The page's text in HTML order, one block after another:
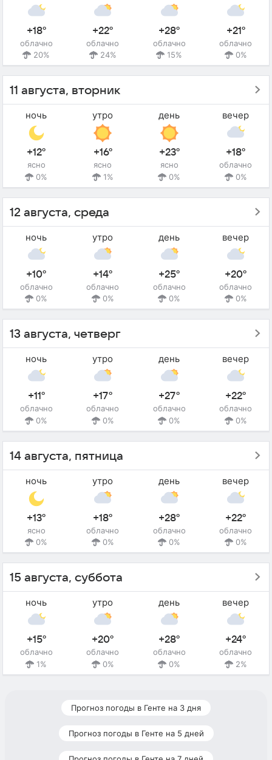
+18°
облачно
20%
+22°
облачно
24%
+28°
облачно
15%
+21°
облачно
0%
11 августа, вторник
ночь
+12°
ясно
0%
утро
+16°
ясно
1%
день
+23°
ясно
0%
вечер
+18°
облачно
0%
12 августа, среда
ночь
+10°
облачно
0%
утро
+14°
облачно
0%
день
+25°
облачно
0%
вечер
+20°
облачно
0%
13 августа, четверг
ночь
+11°
облачно
0%
утро
+17°
облачно
0%
день
+27°
облачно
0%
вечер
+22°
облачно
0%
14 августа, пятница
ночь
+13°
ясно
0%
утро
+18°
облачно
0%
день
+28°
облачно
0%
вечер
+22°
облачно
0%
15 августа, суббота
ночь
+15°
облачно
1%
утро
+20°
облачно
0%
день
+28°
облачно
0%
вечер
+24°
облачно
2%
Прогноз погоды в Генте на 3 дня
Прогноз погоды в Генте на 5 дней